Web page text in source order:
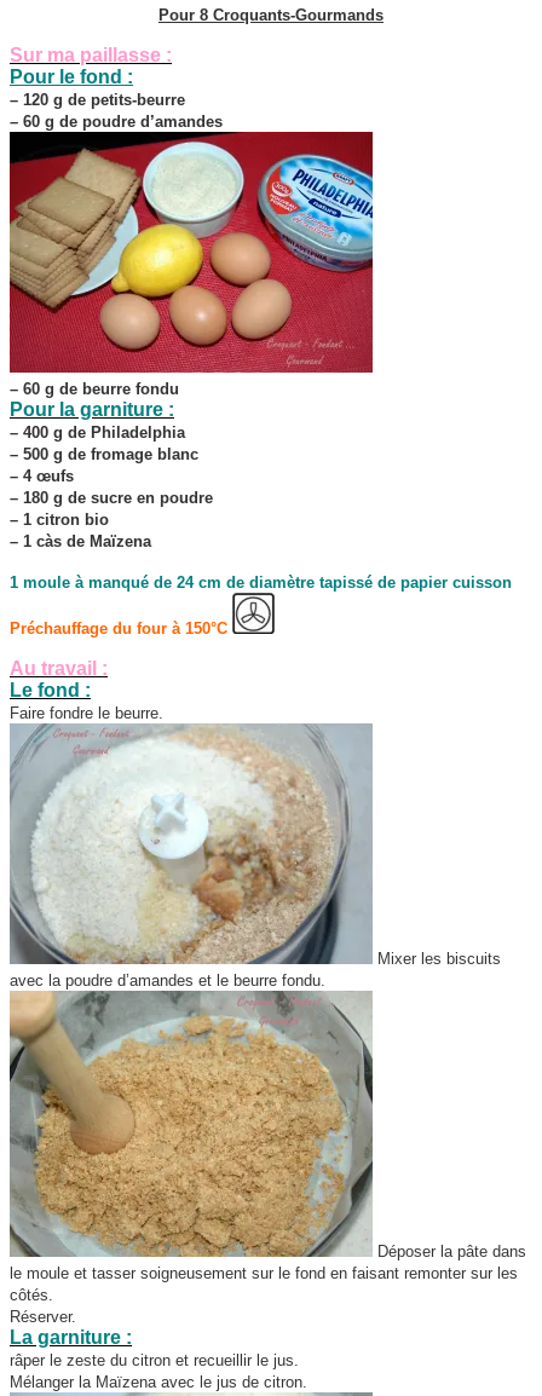
Pour 8 Croquants-Gourmands
Sur ma paillasse :
Pour le fond :
– 120 g de petits-beurre
– 60 g de poudre d’amandes
– 60 g de beurre fondu
Pour la garniture :
– 400 g de Philadelphia
– 500 g de fromage blanc
– 4 œufs
– 180 g de sucre en poudre
– 1 citron bio
– 1 càs de Maïzena
1 moule à manqué de 24 cm de diamètre tapissé de papier cuisson
Préchauffage du four à 150°C
Au travail :
Le fond :
Faire fondre le beurre.
Mixer les biscuits
avec la poudre d’amandes et le beurre fondu.
Déposer la pâte dans
le moule et tasser soigneusement sur le fond en faisant remonter sur les
côtés.
Réserver.
La garniture :
râper le zeste du citron et recueillir le jus.
Mélanger la Maïzena avec le jus de citron.